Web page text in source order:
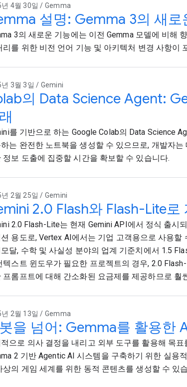
4월 30일 / Gemma
설명: Gemma 3의 새로
3의 새로운 기능에는 이전 Gemma 모델에 비해
리를 위한 비전 언어 기능 및 아키텍처 변경 사항이
3월 3일 / Gemini
의 Data Science Agent:
를 기반으로 하는 Google Colab의 Data Science
는 완전한 노트북을 생성할 수 있으므로, 개발자
정보 도출에 집중할 시간을 확보할 수 있습니다.
2월 25일 / Gemini
2.0 Flash와 Flash-Lite로
2.0 Flash-Lite는 현재 Gemini API에서 정식 출시
용도로, Vertex AI에서는 기업 고객용으로 사용할
달, 수학 및 사실성 분야의 업계 기준치에서 1.5
텍스트 윈도우가 필요한 프로젝트의 경우, 2.0
프롬프트에 대해 간소화된 요금제를 제공하므로 훨
2월 13일 / Gemma
을 넘어: Gemma를 활용한
으로 의사 결정을 내리고 외부 도구를 활용해 목
2 기반 Agentic AI 시스템을 구축하기 위한 실용
상의 게임 세계를 위한 동적 콘텐츠를 생성할 수 있